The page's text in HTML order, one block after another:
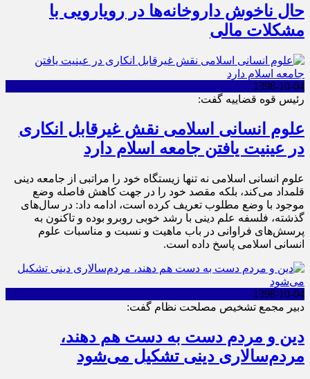
حال ناخوش داروخانه‌ها در رویارویی با
مشکلات مالی
1398-10-04
رئیس قوه قضاییه گفت:
علوم انسانی اسلامی نقش غیرقابل انکاری
در عینیت یافتن جامعه اسلام دارد
علوم انسانی اسلامی نه تنها زیستگاه خود را مراتبی از جامعه دینی
قلمداد می‌کند، بلکه مقصد خود را در جهت کاهش فاصله وضع
موجود با وضع مطلوب تعریف کرده است، ادامه داد: در سال‌های
گذشته، فلسفه علم دینی با رشد خوبی روبرو بوده و تاکنون به
پرسش‌های فراوانی در باب ماهیت و نسبت و مناسبات علوم
انسانی اسلامی پاسخ داده است.
1398-10-04
دبیر مجمع تشخیص مصلحت نظام گفت:
دین و مردم دست به‌ دست هم دهند،
مردم‌سالاری دینی تشکیل می‌شود